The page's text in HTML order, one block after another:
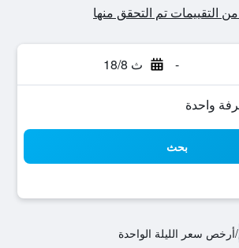
- ث 18/8
بحث
/أرخص سعر الليلة الواحدة